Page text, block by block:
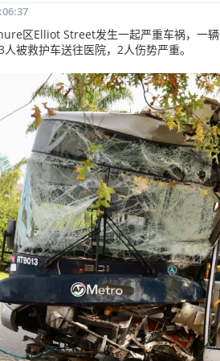
区Elliot Street发生一起严重车祸，一
被救护车送往医院，2人伤势严重。